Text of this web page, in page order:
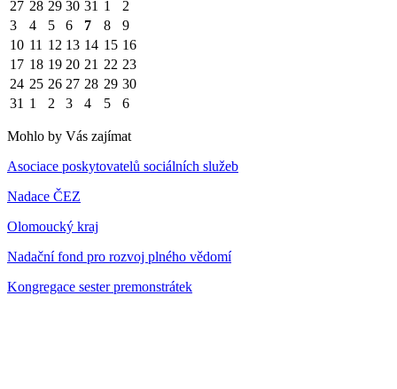
27 28 29 30 31 1
2
3
4 5 6 7 8
9
10 11 12 13 14 15 16
17 18 19 20 21 22 23
24 25 26 27 28 29 30
31 1 2 3 4 5 6
Mohlo by Vás zajímat
Asociace poskytovatelů sociálních služeb
Nadace ČEZ
Olomoucký kraj
Nadační fond pro rozvoj plného vědomí
Kongregace sester premonstrátek